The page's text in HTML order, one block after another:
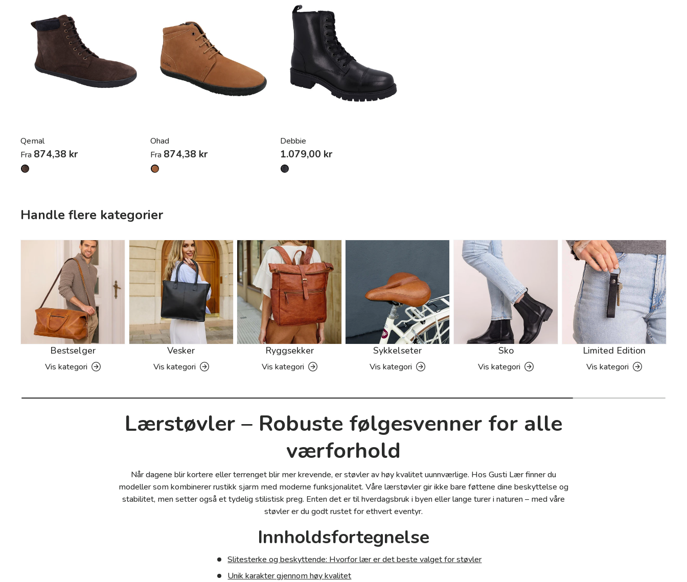
Qemal
Fra 874,38 kr
Ohad
Fra 874,38 kr
Debbie
1.079,00 kr
Handle flere kategorier
Bestselger
Vis kategori
Vesker
Vis kategori
Ryggsekker
Vis kategori
Sykkelseter
Vis kategori
Sko
Vis kategori
Limited Edition
Vis kategori
Lærstøvler – Robuste følgesvenner for alle
værforhold
Når dagene blir kortere eller terrenget blir mer krevende, er støvler av høy kvalitet uunnværlige. Hos Gusti Lær finner du
modeller som kombinerer rustikk sjarm med moderne funksjonalitet. Våre lærstøvler gir ikke bare føttene dine beskyttelse og
stabilitet, men setter også et tydelig stilistisk preg. Enten det er til hverdagsbruk i byen eller lange turer i naturen – med våre
støvler er du godt rustet for ethvert eventyr.
Innholdsfortegnelse
Slitesterke og beskyttende: Hvorfor lær er det beste valget for støvler
Unik karakter gjennom høy kvalitet